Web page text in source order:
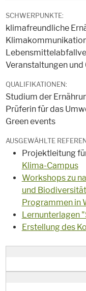
SCHWERPUNKTE:
klimafreundliche
Veranstaltungen und
QUALIFIKATIONEN:
Studium der
Prüferin für das
Green events
AUSGEWÄHLTE
Projektleitung
Klima-Campus
Workshops zu
und Biodiversität
Programmen in
Lernunterlagen
Erstellung des